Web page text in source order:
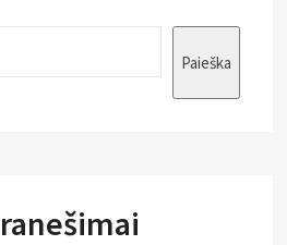
Paieška